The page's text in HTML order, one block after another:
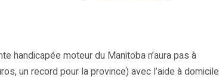
handicapée moteur du Manitoba n’aura pas à
un record pour la province) avec l’aide à domicile